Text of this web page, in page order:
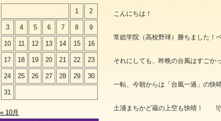
1 2
3 4 5 6 7 8 9
10 11 12 13 14 15 16
17 18 19 20 21 22 23
24 25 26 27 28 29 30
31
« 10月
こんにちは！
常総学院（高校野球）勝ちました！
それにしても、昨晩の台風はすごか
一転、今朝からは「台風一過」の快
土浦まちかど蔵の上空も快晴！